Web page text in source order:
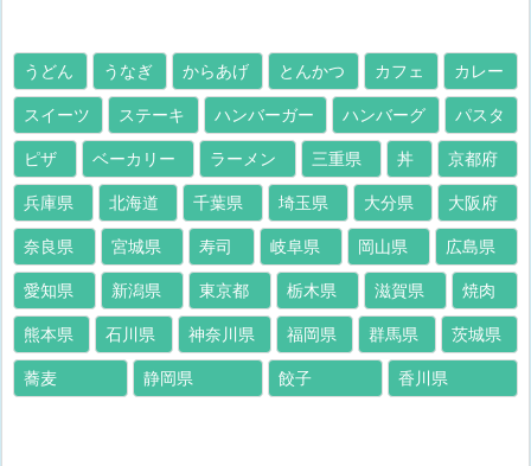
うどん うなぎ からあげ とんかつ カフェ カレー
スイーツ ステーキ ハンバーガー ハンバーグ パスタ
ピザ ベーカリー ラーメン 三重県 丼 京都府
兵庫県 北海道 千葉県 埼玉県 大分県 大阪府
奈良県 宮城県 寿司 岐阜県 岡山県 広島県
愛知県 新潟県 東京都 栃木県 滋賀県 焼肉
熊本県 石川県 神奈川県 福岡県 群馬県 茨城県
蕎麦 静岡県 餃子 香川県